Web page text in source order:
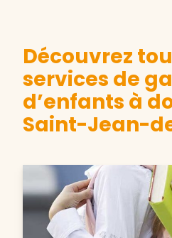
Découvrez
services de
d’enfants à
Saint-Jean-